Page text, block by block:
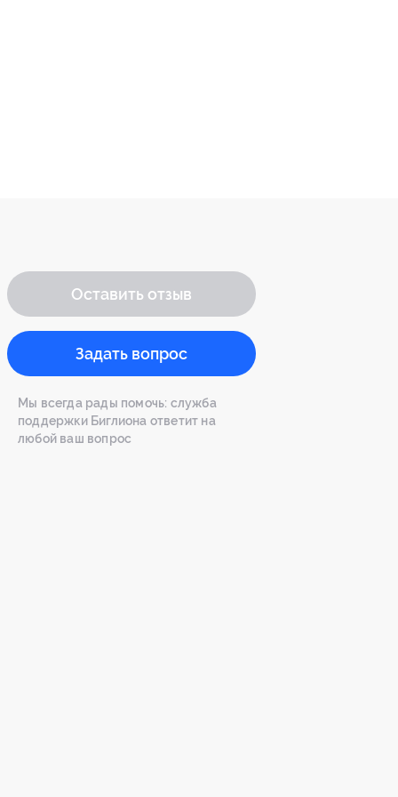
Оставить отзыв
Задать вопрос
Мы всегда рады помочь: служба
поддержки Биглиона ответит на
любой ваш вопрос